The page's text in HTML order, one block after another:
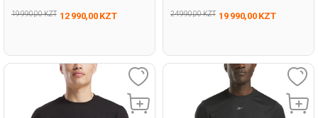
19 990,00 KZT 12 990,00 KZT 24 990,00 KZT 19 990,00 KZT